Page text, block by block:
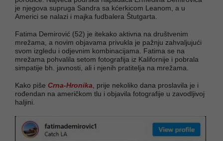
je njegova supruga Sandra sa kćerkicom Leanom, a u
Americi se nalazi i majka fudbalera Štutgarta.
Fatima Demirović (52) je itekako aktivna na društvenim
mrežama, a novim objavama privukla je pažnju zahvaljujući
svom izgledu i odjevnim kombinacijama. Fatima se na
mrežama pohvalila setom fotografija iz Kalifornije i pobrala
simpatije bh. javnosti, ali i njenih pratitelja na mrežama.
Kako piše Crna-Hronika , prije nekoliko dana proslavila je i
rođendan na američkom tlu i objavila fotografije u zavodljivoj
haljini.